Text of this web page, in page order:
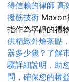
得信賴的律師 高
撥筋技術 Maxon
指作為寧靜的禮
供精緻外燴茶點
器多少錢？了解
驟詳細說明，助
問，確保您的權